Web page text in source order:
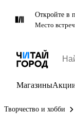
Откройте в
Место
Магазины
Творчество и хобби